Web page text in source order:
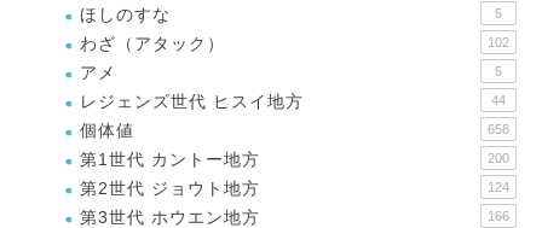
ほしのすな 5
わざ（アタック） 102
アメ 5
レジェンズ世代 ヒスイ地方 44
個体値 658
第1世代 カントー地方 200
第2世代 ジョウト地方 124
第3世代 ホウエン地方 166